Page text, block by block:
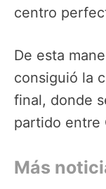
centro
De esta
consiguió la
final, donde
partido entre
Más